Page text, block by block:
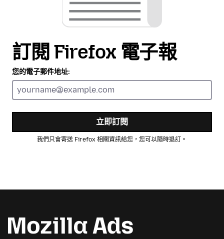
訂閱 Firefox 電子報
您的電子郵件地址:
立即訂閱
我們只會寄送 Firefox 相關資訊給您，您可以隨時退訂。